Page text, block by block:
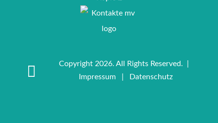
Copyright 2026. All Rights Reserved. |
Impressum| Datenschutz